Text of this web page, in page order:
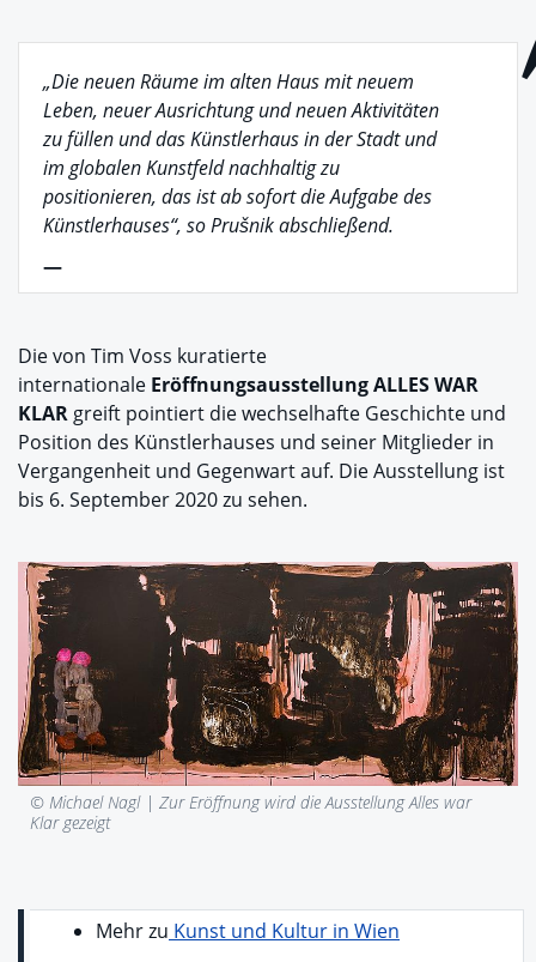
„Die neuen Räume im alten Haus mit neuem
Leben, neuer Ausrichtung und neuen Aktivitäten
zu füllen und das Künstlerhaus in der Stadt und
im globalen Kunstfeld nachhaltig zu
positionieren, das ist ab sofort die Aufgabe des
Künstlerhauses“, so Prušnik abschließend.
—
Die von Tim Voss kuratierte
internationale Eröffnungsausstellung ALLES WAR
KLAR greift pointiert die wechselhafte Geschichte und
Position des Künstlerhauses und seiner Mitglieder in
Vergangenheit und Gegenwart auf. Die Ausstellung ist
bis 6. September 2020 zu sehen.
© Michael Nagl | Zur Eröffnung wird die Ausstellung Alles war
Klar gezeigt
Mehr zu Kunst und Kultur in Wien